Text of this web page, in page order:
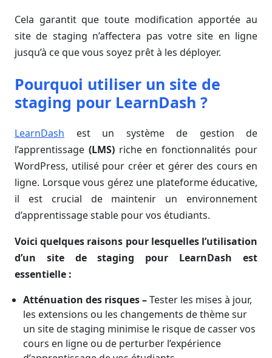
Cela garantit que toute modification apportée au
site de staging n’affectera pas votre site en ligne
jusqu’à ce que vous soyez prêt à les déployer.
Pourquoi utiliser un site de
staging pour LearnDash ?
LearnDash est un système de gestion de
l’apprentissage (LMS)riche en fonctionnalités pour
WordPress, utilisé pour créer et gérer des cours en
ligne. Lorsque vous gérez une plateforme éducative,
il est crucial de maintenir un environnement
d’apprentissage stable pour vos étudiants.
Voici quelques raisons pour lesquelles l’utilisation
d’un site de staging pour LearnDash est
essentielle :
Atténuation des risques–Tester les mises à jour,
les extensions ou les changements de thème sur
un site de staging minimise le risque de casser vos
cours en ligne ou de perturber l’expérience